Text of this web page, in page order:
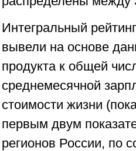
Интегральный
вывели на основе
продукта к общей
среднемесячной
стоимости жизни
первым двум
регионов России, по